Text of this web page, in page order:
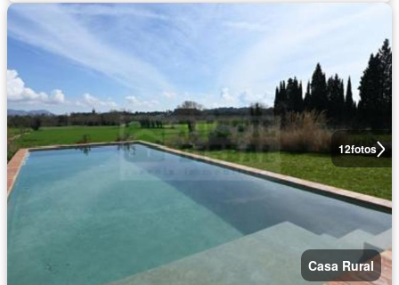
12fotos
Casa Rural